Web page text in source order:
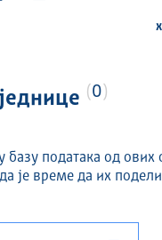
0
базу података од ових
је време да их